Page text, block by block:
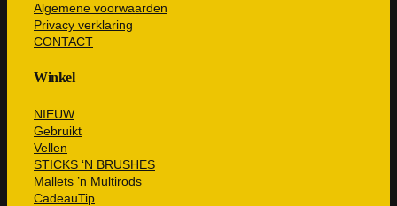
Algemene voorwaarden
Privacy verklaring
CONTACT
Winkel
NIEUW
Gebruikt
Vellen
STICKS ‘N BRUSHES
Mallets ’n Multirods
CadeauTip